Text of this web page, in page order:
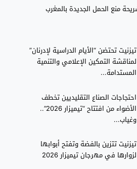
منع الحمل الجديدة بالمغرب
تيزنيت تحتضن “الأيام الدراسية لإدرنان”
لمناقشة التمكين الإعلامي والتنمية
المستدامة...
احتجاجات الصناع التقليديين تخطف
الأضواء من افتتاح “تيميزار 2026”..
وغياب...
تيزنيت تتزين بالفضة وتفتح أبوابها
لزوارها في مهرجان تيميزار 2026